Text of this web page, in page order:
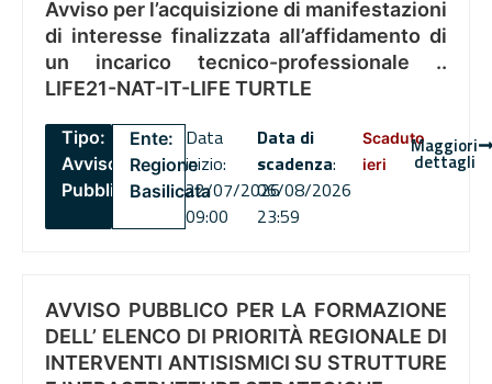
Avviso per l’acquisizione di manifestazioni
di interesse finalizzata all’affidamento di
un incarico tecnico-professionale ..
LIFE21-NAT-IT-LIFE TURTLE
Tipo:
Avviso
Pubblico
Ente:
Regione
Basilicata
Data
inizio:
22/07/2026
09:00
Data di
scadenza:
06/08/2026
23:59
Scaduto
ieri
Maggiori
dettagli
AVVISO PUBBLICO PER LA FORMAZIONE
DELL’ ELENCO DI PRIORITÀ REGIONALE DI
INTERVENTI ANTISISMICI SU STRUTTURE